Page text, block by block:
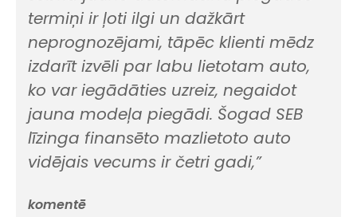
termiņi ir ļoti ilgi un dažkārt
neprognozējami, tāpēc klienti mēdz
izdarīt izvēli par labu lietotam auto,
ko var iegādāties uzreiz, negaidot
jauna modeļa piegādi. Šogad SEB
līzinga finansēto mazlietoto auto
vidējais vecums ir četri gadi,”
komentē